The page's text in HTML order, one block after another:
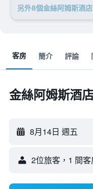
另外8個金絲阿姆斯酒
客房 簡介 評論
金絲阿姆斯酒
8月14日 週五
2位旅客，1 間客